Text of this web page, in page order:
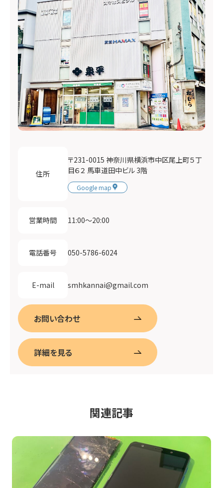
住所
〒231-0015 神奈川県横浜市中区尾上町５丁
目６２ 馬車道田中ビル 3階
Google map
営業時間 11:00〜20:00
電話番号 050-5786-6024
E-mail smhkannai@gmail.com
お問い合わせ
詳細を見る
関連記事